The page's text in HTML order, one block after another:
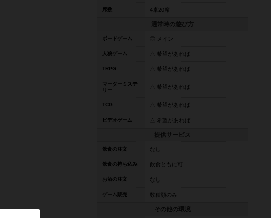
席数 4卓20席
通常時の遊び方
ボードゲーム ◎ メイン
人狼ゲーム △ 希望があれば
TRPG △ 希望があれば
マーダーミステ
リー
△ 希望があれば
TCG △ 希望があれば
ビデオゲーム △ 希望があれば
提供サービス
飲食の注文 なし
飲食の持ち込み 飲食ともに可
お酒の注文 なし
ゲーム販売 数種類のみ
その他の環境